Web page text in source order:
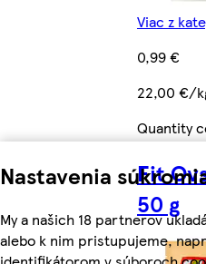
Nastavenia
My a našich 18 partnerov
alebo k nim pristupujeme,
Viac z
0,99 €
22,00 €/
Quantity
Fit
50 g